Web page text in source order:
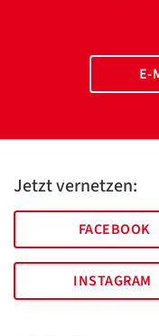
E-
Jetzt vernetzen:
FACEBOOK
INSTAGRAM